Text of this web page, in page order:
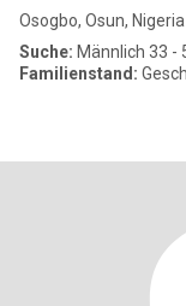
Osogbo, Osun, Nigeria
Suche: Männlich 33 -
Familienstand: